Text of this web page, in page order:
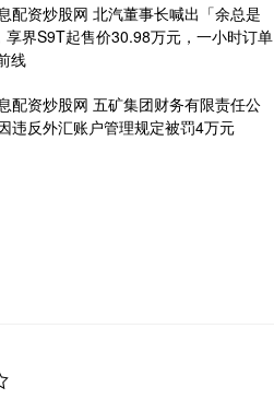
配资炒股网 北汽董事长喊出「余总是
享界S9T起售价30.98万元，一小时订单
线
配资炒股网 五矿集团财务有限责任公
违反外汇账户管理规定被罚4万元